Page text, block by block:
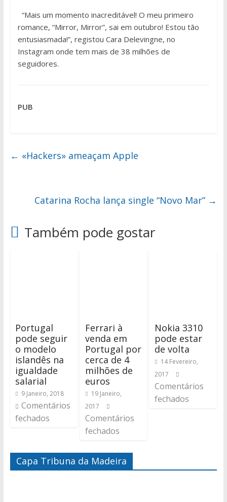
“Mais um momento inacreditável! O meu primeiro
romance, “Mirror, Mirror”, sai em outubro! Estou tão
entusiasmada!”, registou Cara Delevingne, no
Instagram onde tem mais de 38 milhões de
seguidores.
PUB
← «Hackers» ameaçam Apple
Catarina Rocha lança single “Novo Mar” →
Também pode gostar
Portugal
pode seguir
o modelo
islandês na
igualdade
salarial
9 Janeiro, 2018
Comentários
fechados
Ferrari à
venda em
Portugal por
cerca de 4
milhões de
euros
19 Janeiro,
2017
Comentários
fechados
Nokia 3310
pode estar
de volta
14 Fevereiro,
2017
Comentários
fechados
Capa Tribuna da Madeira